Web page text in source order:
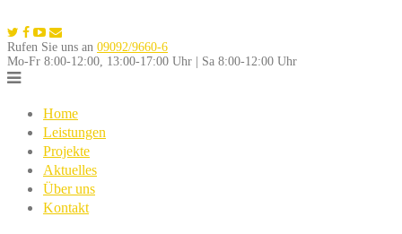
to
content
Rufen Sie uns an 09092/9660-6
Mo-Fr 8:00-12:00, 13:00-17:00 Uhr | Sa 8:00-12:00 Uhr
Home
Leistungen
Projekte
Aktuelles
Über uns
Kontakt